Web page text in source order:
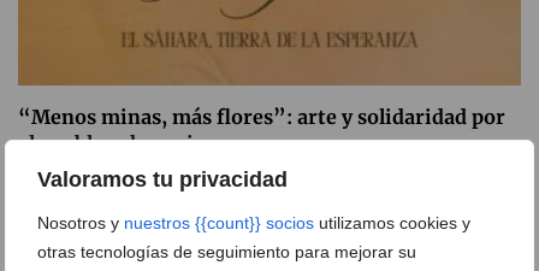
Valoramos tu privacidad
Nosotros y nuestros {{count}} socios utilizamos cookies y
otras tecnologías de seguimiento para mejorar su
“Menos minas, más flores”: arte y solidaridad por
el pueblo saharaui
06 de agosto de 2026